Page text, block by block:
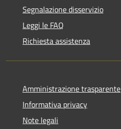
Segnalazione disservizio
Leggi le FAQ
Richiesta assistenza
Amministrazione trasparente
Informativa privacy
Note legali